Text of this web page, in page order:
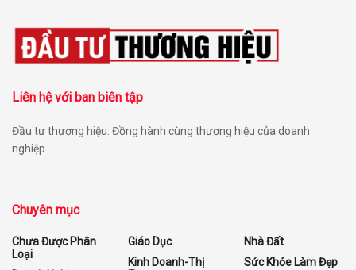
Liên hệ với ban biên tập
Đầu tư thương hiệu: Đồng hành cùng thương hiệu của doanh
nghiệp
Chuyên mục
Chưa Được Phân
Loại
Giáo Dục
Kinh Doanh-Thị
Nhà Đất
Sức Khỏe Làm Đẹp